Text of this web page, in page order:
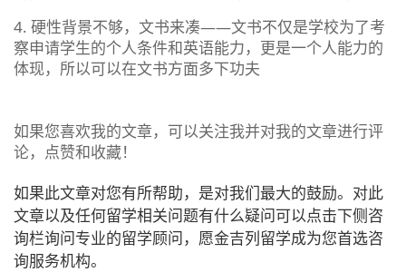
4. 硬性背景不够，文书来凑——文书不仅是学校为了考
察申请学生的个人条件和英语能力，更是一个人能力的
体现，所以可以在文书方面多下功夫
如果您喜欢我的文章，可以关注我并对我的文章进行评
论，点赞和收藏！
如果此文章对您有所帮助，是对我们最大的鼓励。对此
文章以及任何留学相关问题有什么疑问可以点击下侧咨
询栏询问专业的留学顾问，愿金吉列留学成为您首选咨
询服务机构。